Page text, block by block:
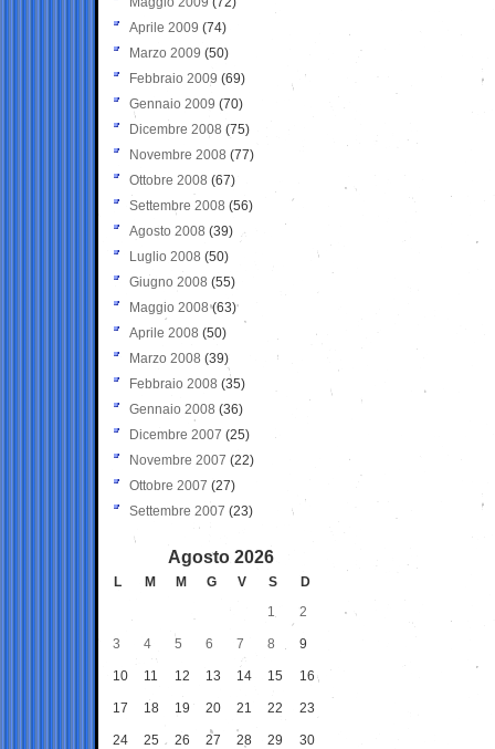
Aprile 2009 (74)
Marzo 2009 (50)
Febbraio 2009 (69)
Gennaio 2009 (70)
Dicembre 2008 (75)
Novembre 2008 (77)
Ottobre 2008 (67)
Settembre 2008 (56)
Agosto 2008 (39)
Luglio 2008 (50)
Giugno 2008 (55)
Maggio 2008(63)
Aprile 2008 (50)
Marzo 2008 (39)
Febbraio 2008 (35)
Gennaio 2008 (36)
Dicembre 2007 (25)
Novembre 2007 (22)
Ottobre 2007 (27)
Settembre 2007 (23)
Agosto 2026
L M M G V S
D
1
2
3 4 5 6 7 8 9
10 11 12 13 14 15 16
17 18 19 20 21 22 23
24 25 26 27 28 29 30